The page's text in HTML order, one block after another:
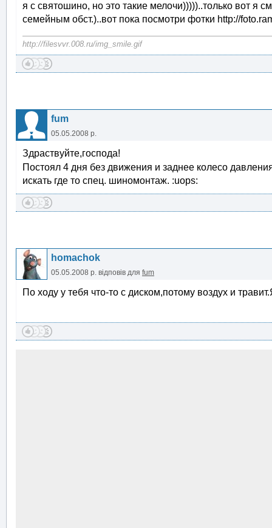
я с святошино, но это такие мелочи)))))..только вот я
семейным обст.)..вот пока посмотри фотки http://
http://filesvvr.008.ru/img_smile.gif
fum
05.05.2008 р.
Здраствуйте,господа!
Постоял 4 дня без движения и заднее колесо
искать где то спец. шиномонтаж. :uops:
homachok
05.05.2008 р. відповів для fum
По ходу у тебя что-то с диском,потому воздух и